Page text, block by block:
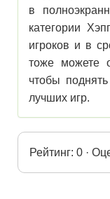
в
категории
игроков и в
тоже можете
чтобы
лучших игр.
Рейтинг: 0 ·